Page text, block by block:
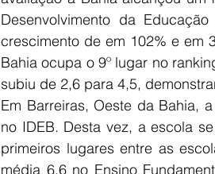
Desenvolvimento da
crescimento de em 102% e em
Bahia ocupa o 9º lugar no
subiu de 2,6 para 4,5,
Em Barreiras, Oeste da Bahia,
no IDEB. Desta vez, a escola
primeiros lugares entre as
média 6,6 no Ensino